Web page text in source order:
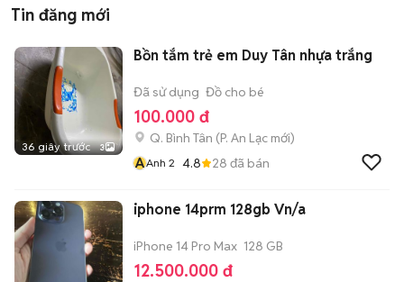
Tin đăng mới
36 giây trước 3
Bồn tắm trẻ em Duy Tân nhựa trắng
Đã sử dụng Đồ cho bé
100.000 đ
Q. Bình Tân (P. An Lạc mới)
AAnh 2 4.8 28 đã bán
iphone 14prm 128gb Vn/a
iPhone 14 Pro Max 128 GB
12.500.000 đ